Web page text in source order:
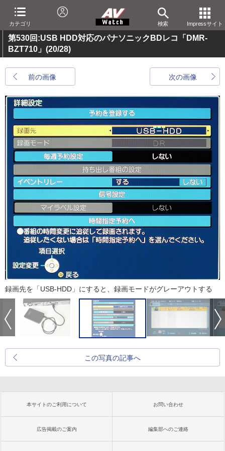
カテゴリ 検索 Impressサイト
第530回:USB HDD対応のパナソニックBDレコ「DMR-
BZT710」 (20/28)
前の画像 次の画像
録画先を「USB-HDD」にすると、録画モードがグレーアウトする
この写真の記事へ
本サイトのご利用について お問い合わせ
広告掲載のご案内 編集部へのご連絡